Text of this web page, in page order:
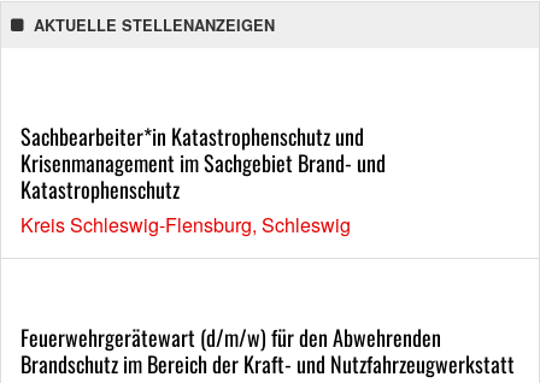
AKTUELLE STELLENANZEIGEN
Sachbearbeiter*in Katastrophenschutz und
Krisenmanagement im Sachgebiet Brand- und
Katastrophenschutz
Kreis Schleswig-Flensburg, Schleswig
Feuerwehrgerätewart (d/m/w) für den Abwehrenden
Brandschutz im Bereich der Kraft- und Nutzfahrzeugwerkstatt